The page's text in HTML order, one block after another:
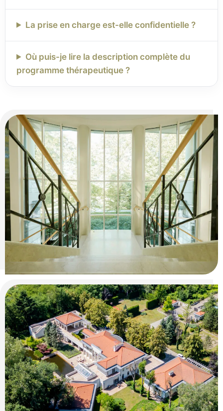
La prise en charge est-elle confidentielle ?
Où puis-je lire la description complète du
programme thérapeutique ?